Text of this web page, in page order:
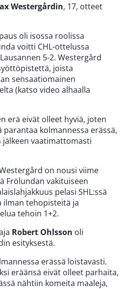
Westergårdin, 17, otteet
oli isossa roolissa
voitti CHL-ottelussa
5-2. Westergård
joista
sensaatiomainen
(katso video alhaalla
erä eivät olleet hyviä, joten
kolmannessa erässä,
vaatimattomasti
on nousi viime
Frölundan vakituiseen
pelasi SHL:ssä
tehopisteitä ja
tehoin 1+2.
Robert Ohlsson oli
esityksestä.
erässä loistavasti.
eräänsä eivät olleet parhaita,
nähtiin komeita maaleja,